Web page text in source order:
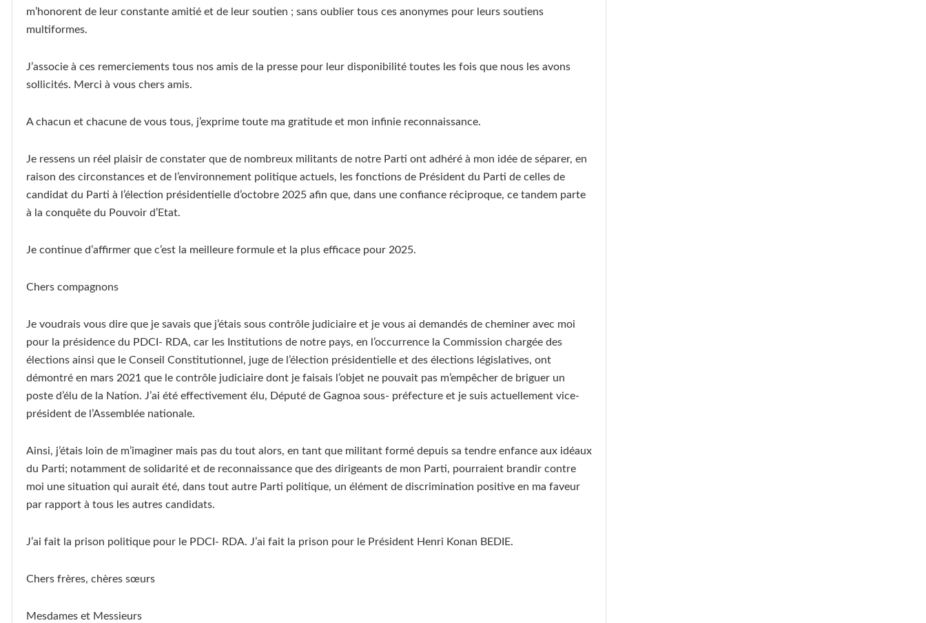
m’honorent de leur constante amitié et de leur soutien ; sans oublier tous ces anonymes pour leurs soutiens
multiformes.
J’associe à ces remerciements tous nos amis de la presse pour leur disponibilité toutes les fois que nous les avons
sollicités. Merci à vous chers amis.
A chacun et chacune de vous tous, j’exprime toute ma gratitude et mon infinie reconnaissance.
Je ressens un réel plaisir de constater que de nombreux militants de notre Parti ont adhéré à mon idée de séparer, en
raison des circonstances et de l’environnement politique actuels, les fonctions de Président du Parti de celles de
candidat du Parti à l’élection présidentielle d’octobre 2025 afin que, dans une confiance réciproque, ce tandem parte
à la conquête du Pouvoir d’Etat.
Je continue d’affirmer que c’est la meilleure formule et la plus efficace pour 2025.
Chers compagnons
Je voudrais vous dire que je savais que j’étais sous contrôle judiciaire et je vous ai demandés de cheminer avec moi
pour la présidence du PDCI- RDA, car les Institutions de notre pays, en l’occurrence la Commission chargée des
élections ainsi que le Conseil Constitutionnel, juge de l’élection présidentielle et des élections législatives, ont
démontré en mars 2021 que le contrôle judiciaire dont je faisais l’objet ne pouvait pas m’empêcher de briguer un
poste d’élu de la Nation. J’ai été effectivement élu, Député de Gagnoa sous- préfecture et je suis actuellement vice-
président de l’Assemblée nationale.
Ainsi, j’étais loin de m’imaginer mais pas du tout alors, en tant que militant formé depuis sa tendre enfance aux idéaux
du Parti; notamment de solidarité et de reconnaissance que des dirigeants de mon Parti, pourraient brandir contre
moi une situation qui aurait été, dans tout autre Parti politique, un élément de discrimination positive en ma faveur
par rapport à tous les autres candidats.
J’ai fait la prison politique pour le PDCI- RDA. J’ai fait la prison pour le Président Henri Konan BEDIE.
Chers frères, chères sœurs
Mesdames et Messieurs